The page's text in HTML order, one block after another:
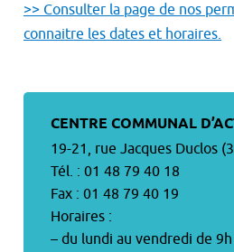
>> Consulter la page de nos
connaitre les dates et horaires.
CENTRE COMMUNAL
19-21, rue Jacques Duclos
Tél. : 01 48 79 40 18
Fax : 01 48 79 40 19
Horaires :
– du lundi au vendredi de